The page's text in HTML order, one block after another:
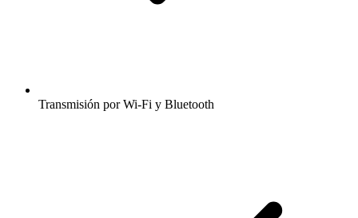
Transmisión por Wi-Fi y Bluetooth